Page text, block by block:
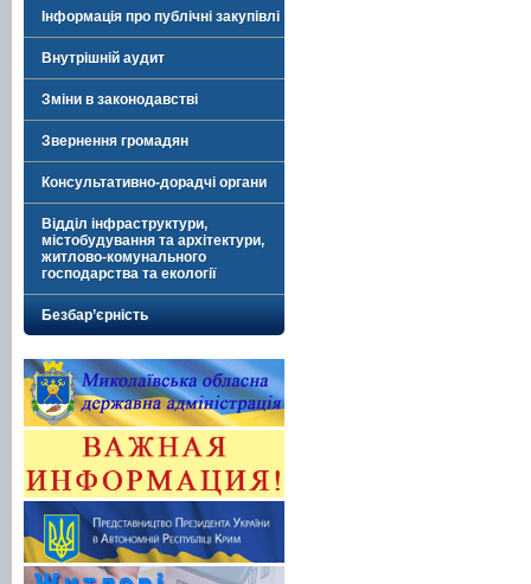
Інформація про публічні закупівлі
Внутрішній аудит
Зміни в законодавстві
Звернення громадян
Консультативно-дорадчі органи
Відділ інфраструктури,
містобудування та архітектури,
житлово-комунального
господарства та екології
Безбар’єрність